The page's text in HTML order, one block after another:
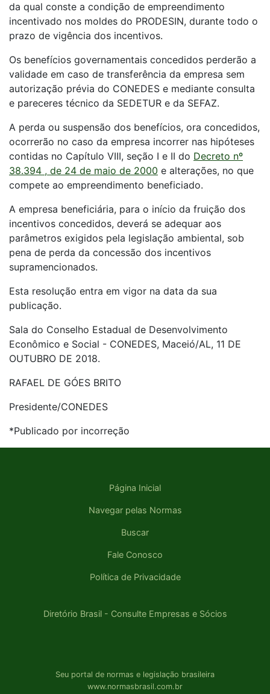
da qual conste a condição de empreendimento
incentivado nos moldes do PRODESIN, durante todo o
prazo de vigência dos incentivos.
Os benefícios governamentais concedidos perderão a
validade em caso de transferência da empresa sem
autorização prévia do CONEDES e mediante consulta
e pareceres técnico da SEDETUR e da SEFAZ.
A perda ou suspensão dos benefícios, ora concedidos,
ocorrerão no caso da empresa incorrer nas hipóteses
contidas no Capítulo VIII, seção I e II do Decreto nº
38.394 , de 24 de maio de 2000 e alterações, no que
compete ao empreendimento beneficiado.
A empresa beneficiária, para o início da fruição dos
incentivos concedidos, deverá se adequar aos
parâmetros exigidos pela legislação ambiental, sob
pena de perda da concessão dos incentivos
supramencionados.
Esta resolução entra em vigor na data da sua
publicação.
Sala do Conselho Estadual de Desenvolvimento
Econômico e Social - CONEDES, Maceió/AL, 11 DE
OUTUBRO DE 2018.
RAFAEL DE GÓES BRITO
Presidente/CONEDES
*Publicado por incorreção
Página Inicial
Navegar pelas Normas
Buscar
Fale Conosco
Política de Privacidade
Diretório Brasil - Consulte Empresas e Sócios
Seu portal de normas e legislação brasileira
www.normasbrasil.com.br